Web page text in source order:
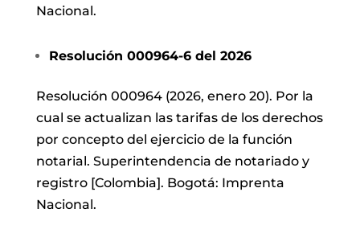
Nacional.
Resolución 000964-6 del 2026
Resolución 000964 (2026, enero 20). Por la
cual se actualizan las tarifas de los derechos
por concepto del ejercicio de la función
notarial. Superintendencia de notariado y
registro [Colombia]. Bogotá: Imprenta
Nacional.